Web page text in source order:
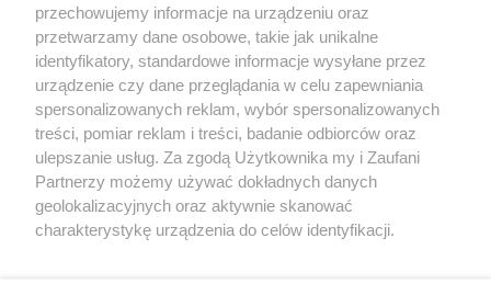
Kultura
X Facebook Instagram Youtube
przechowujemy informacje na urządzeniu oraz
przetwarzamy dane osobowe, takie jak unikalne
identyfikatory, standardowe informacje wysyłane przez
urządzenie czy dane przeglądania w celu zapewniania
spersonalizowanych reklam, wybór spersonalizowanych
treści, pomiar reklam i treści, badanie odbiorców oraz
ulepszanie usług. Za zgodą Użytkownika my i Zaufani
Partnerzy możemy używać dokładnych danych
geolokalizacyjnych oraz aktywnie skanować
charakterystykę urządzenia do celów identyfikacji.